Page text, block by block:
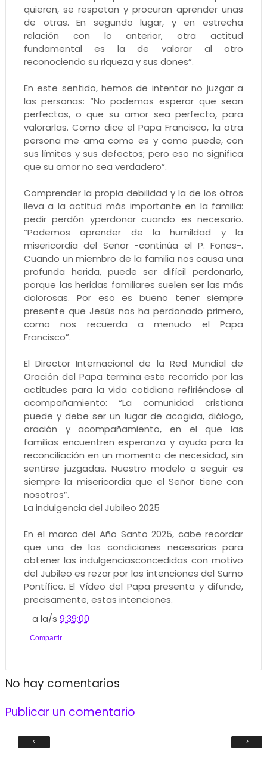
quieren, se respetan y procuran aprender unas
de otras. En segundo lugar, y en estrecha
relación con lo anterior, otra actitud
fundamental es la de valorar al otro
reconociendo su riqueza y sus dones”.
En este sentido, hemos de intentar no juzgar a
las personas: “No podemos esperar que sean
perfectas, o que su amor sea perfecto, para
valorarlas. Como dice el Papa Francisco, la otra
persona me ama como es y como puede, con
sus límites y sus defectos; pero eso no significa
que su amor no sea verdadero”.
Comprender la propia debilidad y la de los otros
lleva a la actitud más importante en la familia:
pedir perdón yperdonar cuando es necesario.
“Podemos aprender de la humildad y la
misericordia del Señor -continúa el P. Fones-.
Cuando un miembro de la familia nos causa una
profunda herida, puede ser difícil perdonarlo,
porque las heridas familiares suelen ser las más
dolorosas. Por eso es bueno tener siempre
presente que Jesús nos ha perdonado primero,
como nos recuerda a menudo el Papa
Francisco”.
El Director Internacional de la Red Mundial de
Oración del Papa termina este recorrido por las
actitudes para la vida cotidiana refiriéndose al
acompañamiento: “La comunidad cristiana
puede y debe ser un lugar de acogida, diálogo,
oración y acompañamiento, en el que las
familias encuentren esperanza y ayuda para la
reconciliación en un momento de necesidad, sin
sentirse juzgadas. Nuestro modelo a seguir es
siempre la misericordia que el Señor tiene con
nosotros”.
La indulgencia del Jubileo 2025
En el marco del Año Santo 2025, cabe recordar
que una de las condiciones necesarias para
obtener las indulgenciasconcedidas con motivo
del Jubileo es rezar por las intenciones del Sumo
Pontífice. El Vídeo del Papa presenta y difunde,
precisamente, estas intenciones.
a la/s9:39:00
Compartir
No hay comentarios
Publicar un comentario
‹ ›